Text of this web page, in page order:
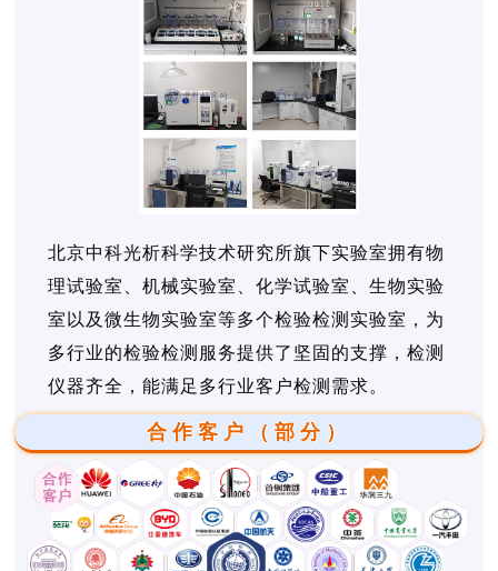
北京中科光析科学技术研究所旗下实验室拥有物
理试验室、机械实验室、化学试验室、生物实验
室以及微生物实验室等多个检验检测实验室，为
多行业的检验检测服务提供了坚固的支撑，检测
仪器齐全，能满足多行业客户检测需求。
合作客户（部分）